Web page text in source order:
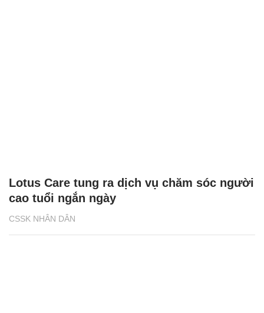
CSSK NHÂN DÂN
Lotus Care tung ra dịch vụ chăm sóc người
cao tuổi ngắn ngày